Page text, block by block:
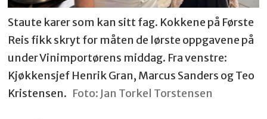
Staute karer som kan sitt fag. Kokkene på Første
Reis fikk skryt for måten de lørste oppgavene på
under Vinimportørens middag. Fra venstre:
Kjøkkensjef Henrik Gran, Marcus Sanders og Teo
Kristensen. Foto: Jan Torkel Torstensen